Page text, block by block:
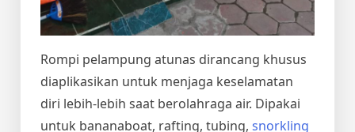
Rompi pelampung atunas dirancang khusus
diaplikasikan untuk menjaga keselamatan
diri lebih-lebih saat berolahraga air. Dipakai
untuk bananaboat, rafting, tubing, snorkling